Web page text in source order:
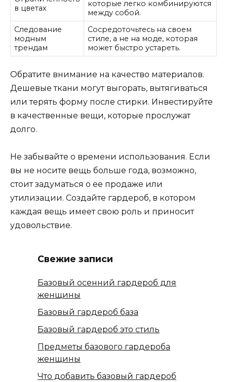
в цветах
которые легко комбинируются
между собой.
Следование
модным
трендам
Сосредоточьтесь на своем
стиле, а не на моде, которая
может быстро устареть.
Обратите внимание на качество материалов.
Дешевые ткани могут выгорать, вытягиваться
или терять форму после стирки. Инвестируйте
в качественные вещи, которые прослужат
долго.
Не забывайте о времени использования. Если
вы не носите вещь больше года, возможно,
стоит задуматься о ее продаже или
утилизации. Создайте гардероб, в котором
каждая вещь имеет свою роль и приносит
удовольствие.
Свежие записи
Базовый осенний гардероб для
женщины
Базовый гардероб база
Базовый гардероб это стиль
Предметы базового гардероба
женщины
Что добавить базовый гардероб